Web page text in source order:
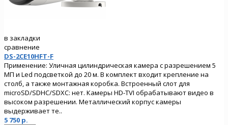
в закладки
сравнение
DS-2CE10HFT-F
Применение: Уличная цилиндрическая камера с разрешением 5
МП и Led подсветкой до 20 м. В комплект входит крепление на
столб, а также монтажная коробка. Встроенный слот для
microSD/SDHC/SDXC: нет. Камеры HD-TVI обрабатывают видео в
высоком разрешении. Металлический корпус камеры
выдерживает те..
5 750 р.